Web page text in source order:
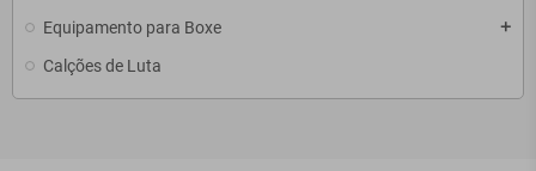
Equipamento para Boxe
add
Calções de Luta